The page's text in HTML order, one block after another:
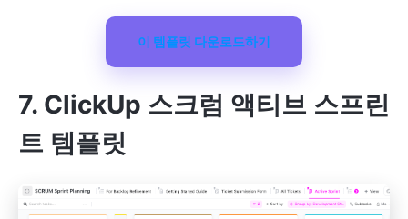
이 템플릿 다운로드하기
7. ClickUp 스크럼 액티브 스프린
트 템플릿